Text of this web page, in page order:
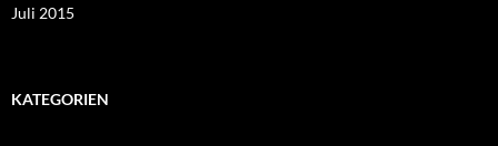
Juli 2015
KATEGORIEN